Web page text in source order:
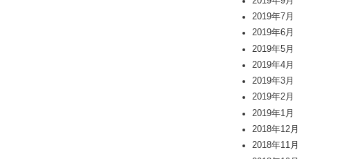
2019年7月
2019年6月
2019年5月
2019年4月
2019年3月
2019年2月
2019年1月
2018年12月
2018年11月